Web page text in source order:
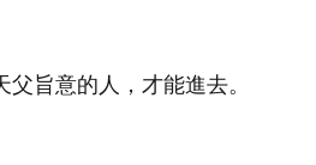
旨意的人，才能進去。